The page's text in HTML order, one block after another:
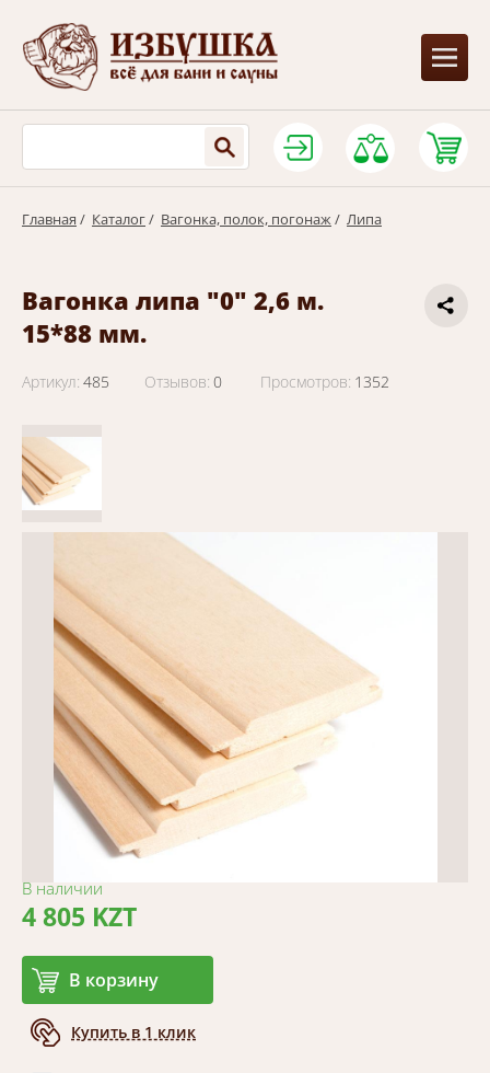
Главная / Каталог/ Вагонка, полок, погонаж/ Липа
Вагонка липа "0" 2,6 м.
15*88 мм.
Артикул: 485 Отзывов: 0 Просмотров: 1352
В наличии
4 805 KZT
В корзину
Купить в 1 клик